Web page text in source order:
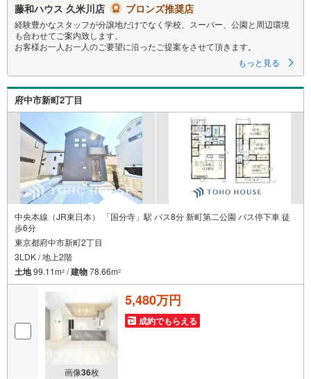
藤和ハウス 久米川店 ブロンズ推奨店
経験豊かなスタッフが分譲地だけでなく学校、スーパー、公園と周辺環境
も合わせてご案内致します。
お客様お一人お一人のご要望に沿ったご提案をさせて頂きます。
もっと見る
府中市新町2丁目
中央本線（JR東日本） 「国分寺」駅 バス8分 新町第二公園 バス停下車 徒
歩6分
東京都府中市新町2丁目
3LDK / 地上2階
土地99.11m2 /建物78.66m2
画像36枚
5,480万円
成約でもらえる